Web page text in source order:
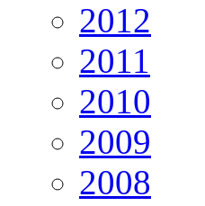
2012
2011
2010
2009
2008